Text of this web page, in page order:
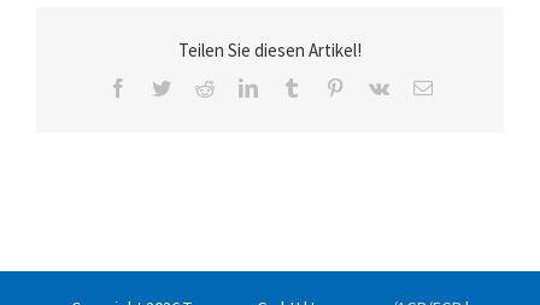
Teilen Sie diesen Artikel!
Facebook
TwitterRedditLinkedInTumblr Pinterest
Vk
E-